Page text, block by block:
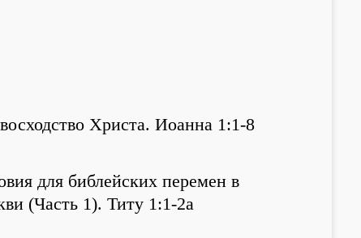
Христа. Иоанна 1:1-8
для библейских перемен в
(Часть 1). Титу 1:1-2а